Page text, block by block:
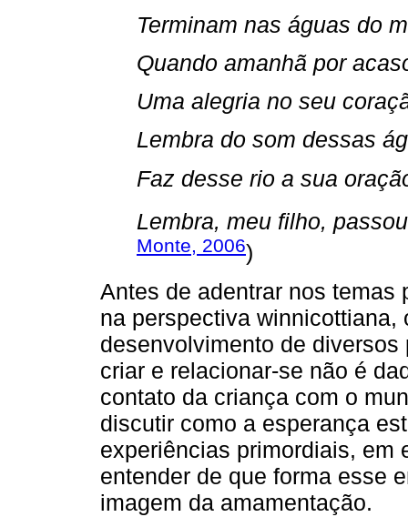
Terminam nas águas do
Quando amanhã por
Uma alegria no seu
Lembra do som dessas
Faz desse rio a sua
Lembra, meu filho,
Monte, 2006)
Antes de adentrar nos temas
na perspectiva
desenvolvimento de
criar e relacionar-se não é
contato da criança com o
discutir como a esperança
experiências primordiais, em
entender de que forma esse
imagem da amamentação.